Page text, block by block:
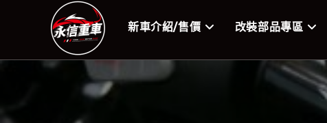
新車介紹/售價 改裝部品專區